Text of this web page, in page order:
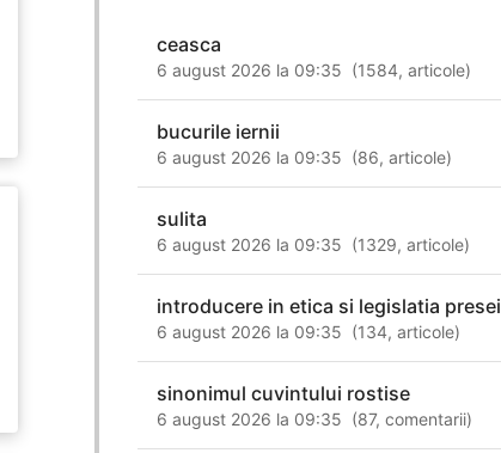
ceasca
6 august 2026 la 09:35 (1584,articole)
bucurile iernii
6 august 2026 la 09:35 (86,articole)
sulita
6 august 2026 la 09:35 (1329,articole)
introducere in etica si legislatia presei
6 august 2026 la 09:35 (134,articole)
sinonimul cuvintului rostise
6 august 2026 la 09:35 (87,comentarii)